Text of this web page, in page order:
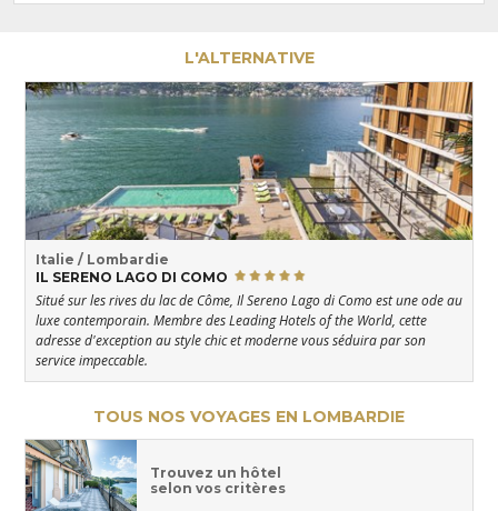
L'ALTERNATIVE
Italie / Lombardie
IL SERENO LAGO DI COMO
Situé sur les rives du lac de Côme, Il Sereno Lago di Como est une ode au
luxe contemporain. Membre des Leading Hotels of the World, cette
adresse d'exception au style chic et moderne vous séduira par son
service impeccable.
TOUS NOS VOYAGES EN LOMBARDIE
Trouvez un hôtel
selon vos critères